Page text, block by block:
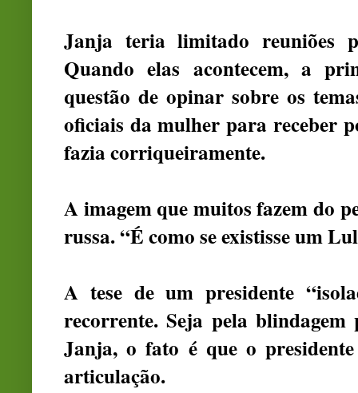
Janja teria limitado reuniões
Quando elas acontecem, a
questão de opinar sobre os
oficiais da mulher para receber
fazia corriqueiramente.
A imagem que muitos fazem do
russa. “É como se existisse um
A tese de um presidente
recorrente. Seja pela
Janja, o fato é que o
articulação.